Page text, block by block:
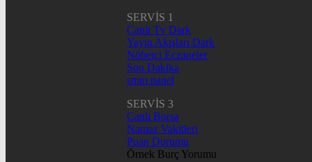
SERVİS 1
Canlı Tv Dark
Yayın Akışları Dark
Nöbetçi Eczaneler
Son Dakika
smm panel
SERVİS 3
Canlı Borsa
Namaz Vakitleri
Puan Durumu
Örnek Burç Yorumu